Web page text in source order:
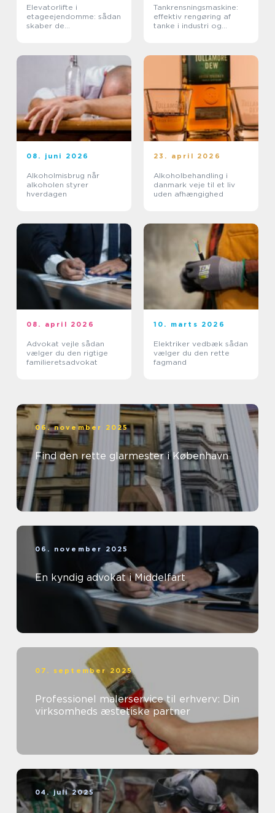
Elevatorlifte i
etageejendomme: sådan
skaber de
Tankrensningsmaskine:
effektiv rengøring af
tanke i industri og
08. juni 2026
Alkoholmisbrug når
alkoholen styrer
hverdagen
23. april 2026
Alkoholbehandling i
danmark veje til et liv
uden afhængighed
08. april 2026
Advokat vejle sådan
vælger du den rigtige
familieretsadvokat
10. marts 2026
Elektriker vedbæk sådan
vælger du den rette
fagmand
06. november 2025
Find den rette glarmester i København
06. november 2025
En kyndig advokat i Middelfart
07. september 2025
Professionel malerservice til erhverv: Din
virksomheds æstetiske partner
04. juli 2025